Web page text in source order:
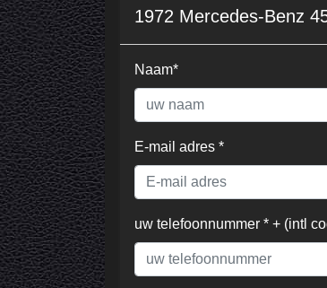
1972 Mercedes-Benz
Naam*
E-mail adres *
uw telefoonnummer * + (intl